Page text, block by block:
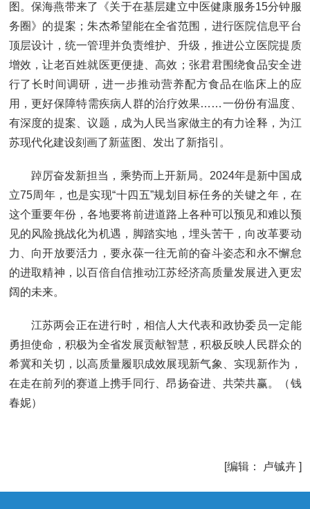
图。保海燕带来了《关于在基层建立中医健康服务15分钟服
务圈》的提案；朱杰希望能在全省范围，进行医院信息平台
顶层设计，统一管理并负责维护、升级，推进公立医院提质
增效，让老百姓就医更便捷、高效；张君君围绕食品安全进
行了长时间调研，进一步推动营养配方食品在临床上的应
用，更好保障特需疾病人群的治疗效果……一份份有温度、
有深度的提案、议题，成为人民当家做主的有力诠释，为江
苏现代化建设刻画了新蓝图、发出了新指引。
踔厉奋发新担当，乘势而上开新局。2024年是新中国成
立75周年，也是实现“十四五”规划目标任务的关键之年，在
这个重要年份，各地要将前进道路上各种可以预见和难以预
见的风险挑战化为机遇，脚踏实地，埋头苦干，向改革要动
力、向开放要活力，要永葆一往无前的奋斗姿态和永不懈怠
的进取精神，以百倍自信推动江苏经济高质量发展进入更宏
阔的未来。
江苏两会正在进行时，相信人大代表和政协委员一定能
勇担使命，积极为全省发展贡献智慧，积极反映人民群众的
希冀和关切，以高质量履职成效展现新气象、实现新作为，
在走在前列的赛道上携手同行、昂扬奋进、共荣共赢。（钱
春妮）
[编辑： 卢铖卉 ]